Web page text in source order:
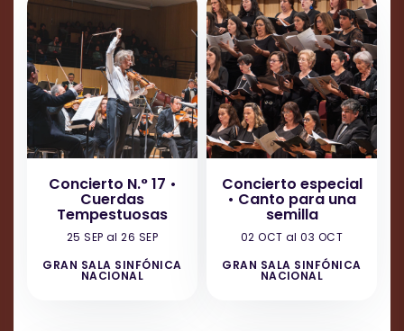
Concierto N.° 17 •
Cuerdas
Tempestuosas
25 SEP al 26 SEP
GRAN SALA SINFÓNICA
NACIONAL
Concierto especial
• Canto para una
semilla
02 OCT al 03 OCT
GRAN SALA SINFÓNICA
NACIONAL